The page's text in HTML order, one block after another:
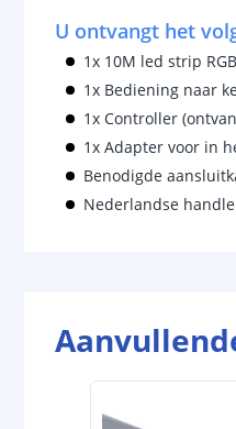
U ontvangt het
1x 10M led strip
1x Bediening naar
1x Controller
1x Adapter voor in
Benodigde
Nederlandse